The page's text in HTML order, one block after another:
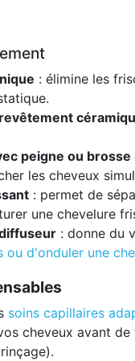
: élimine les
peigne ou
les cheveux
: permet de
une chevelure
: donne du
ou d'onduler une
soins capillaires
cheveux avant